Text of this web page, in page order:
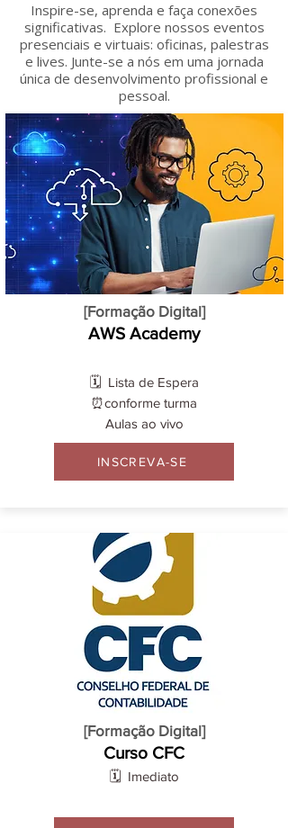
Inspire-se, aprenda e faça conexões
significativas. Explore nossos eventos
presenciais e virtuais: oficinas, palestras
e lives. Junte-se a nós em uma jornada
única de desenvolvimento profissional e
pessoal.
[Formação Digital]
AWS Academy
🗓️ Lista de Espera
⏰conforme turma
Aulas ao vivo
INSCREVA-SE
[Formação Digital]
Curso CFC
🗓️ Imediato